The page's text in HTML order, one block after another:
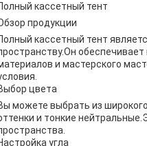
кассетный тент
продукции
кассетный тент
и мастерского
цвета
можете выбрать из
и тонкие
угла